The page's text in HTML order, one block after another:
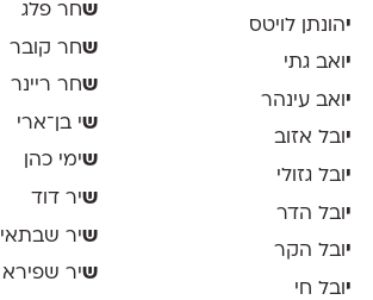
יהונתן לויטס
יואב גתי
י ואב עינהר
יובל אזוב
י ובל גזולי
יובל הדר
י ובל הקר
י ובל חי
שחר פלג
שחר קובר
שחר ריינר
שי בן־ארי
שימי כהן
שיר דוד
שיר שבתאי
שיר שפירא